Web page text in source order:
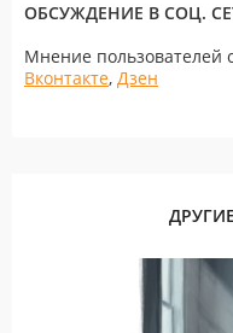
ОБСУЖДЕНИЕ В СОЦ.
Мнение пользователей
Вконтакте, Дзен